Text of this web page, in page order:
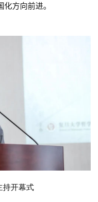
方向前进。
持开幕式